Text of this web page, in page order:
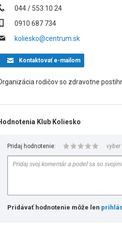
044 / 553 10 24
0910 687 734
koliesko@centrum.sk
Kontaktovaťe-mailom
rodičov so zdravotne
Klub Koliesko
Pridaj hodnotenie: vyber
Pridávať hodnotenie môže len